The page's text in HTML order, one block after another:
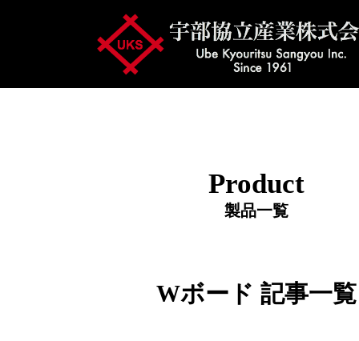
Product
製品一覧
Wボード 記事一覧